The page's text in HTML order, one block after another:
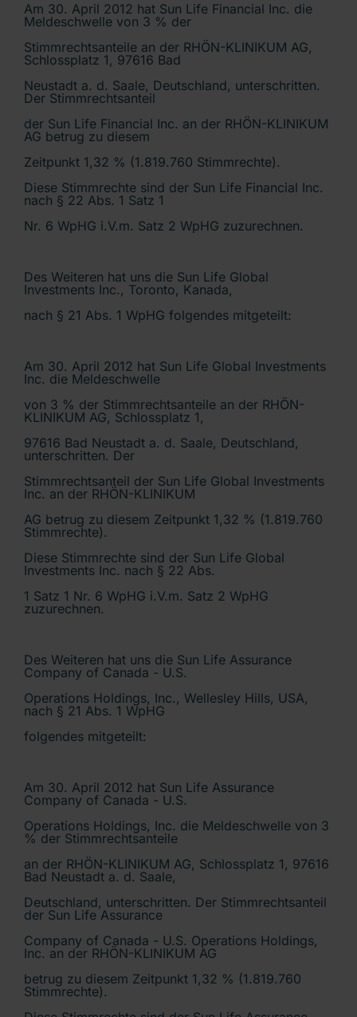
Am 30. April 2012 hat Sun Life Financial Inc. die
Meldeschwelle von 3 % der
Stimmrechtsanteile an der RHÖN-KLINIKUM AG,
Schlossplatz 1, 97616 Bad
Neustadt a. d. Saale, Deutschland, unterschritten.
Der Stimmrechtsanteil
der Sun Life Financial Inc. an der RHÖN-KLINIKUM
AG betrug zu diesem
Zeitpunkt 1,32 % (1.819.760 Stimmrechte).
Diese Stimmrechte sind der Sun Life Financial Inc.
nach § 22 Abs. 1 Satz 1
Nr. 6 WpHG i.V.m. Satz 2 WpHG zuzurechnen.
Des Weiteren hat uns die Sun Life Global
Investments Inc., Toronto, Kanada,
nach § 21 Abs. 1 WpHG folgendes mitgeteilt:
Am 30. April 2012 hat Sun Life Global Investments
Inc. die Meldeschwelle
von 3 % der Stimmrechtsanteile an der RHÖN-
KLINIKUM AG, Schlossplatz 1,
97616 Bad Neustadt a. d. Saale, Deutschland,
unterschritten. Der
Stimmrechtsanteil der Sun Life Global Investments
Inc. an der RHÖN-KLINIKUM
AG betrug zu diesem Zeitpunkt 1,32 % (1.819.760
Stimmrechte).
Diese Stimmrechte sind der Sun Life Global
Investments Inc. nach § 22 Abs.
1 Satz 1 Nr. 6 WpHG i.V.m. Satz 2 WpHG
zuzurechnen.
Des Weiteren hat uns die Sun Life Assurance
Company of Canada - U.S.
Operations Holdings, Inc., Wellesley Hills, USA,
nach § 21 Abs. 1 WpHG
folgendes mitgeteilt:
Am 30. April 2012 hat Sun Life Assurance
Company of Canada - U.S.
Operations Holdings, Inc. die Meldeschwelle von 3
% der Stimmrechtsanteile
an der RHÖN-KLINIKUM AG, Schlossplatz 1, 97616
Bad Neustadt a. d. Saale,
Deutschland, unterschritten. Der Stimmrechtsanteil
der Sun Life Assurance
Company of Canada - U.S. Operations Holdings,
Inc. an der RHÖN-KLINIKUM AG
betrug zu diesem Zeitpunkt 1,32 % (1.819.760
Stimmrechte).